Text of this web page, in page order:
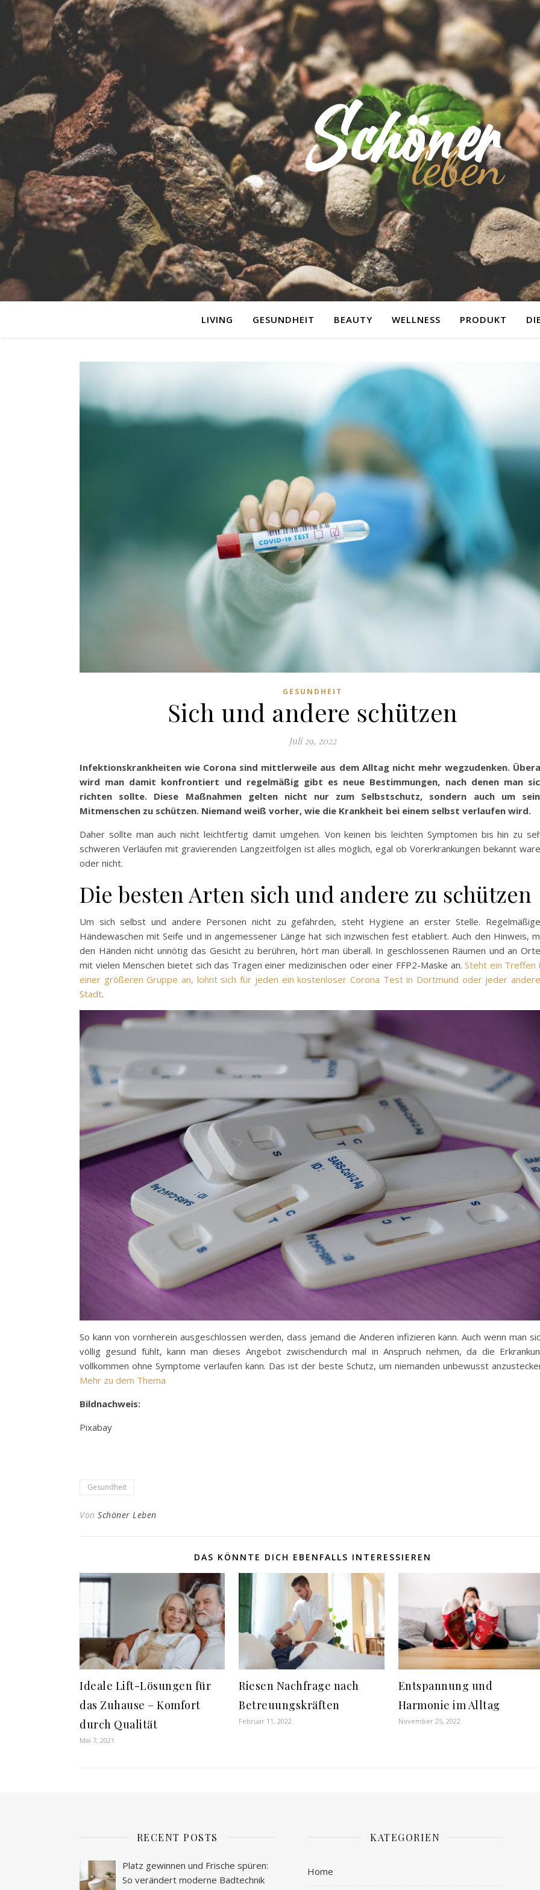
LIVING GESUNDHEIT BEAUTY WELLNESS PRODUKT
GESUNDHEIT
Sich und andere schützen
Juli 29, 2022
Infektionskrankheiten wie Corona sind mittlerweile aus dem Alltag nicht mehr wegzudenken.
wird man damit konfrontiert und regelmäßig gibt es neue Bestimmungen, nach denen man
richten sollte. Diese Maßnahmen gelten nicht nur zum Selbstschutz, sondern auch um
Mitmenschen zu schützen. Niemand weiß vorher, wie die Krankheit bei einem selbst verlaufen wird.
Daher sollte man auch nicht leichtfertig damit umgehen. Von keinen bis leichten Symptomen bis hin zu
schweren Verläufen mit gravierenden Langzeitfolgen ist alles möglich, egal ob Vorerkrankungen bekannt
oder nicht.
Die besten Arten sich und andere zu schützen
Um sich selbst und andere Personen nicht zu gefährden, steht Hygiene an erster Stelle.
Händewaschen mit Seife und in angemessener Länge hat sich inzwischen fest etabliert. Auch den Hinweis,
den Händen nicht unnötig das Gesicht zu berühren, hört man überall. In geschlossenen Räumen und an
mit vielen Menschen bietet sich das Tragen einer medizinischen oder einer FFP2-Maske an.Steht ein Treffen
einer größeren Gruppe an, lohnt sich für jeden ein kostenloser Corona Test in Dortmund oder jeder
Stadt.
So kann von vornherein ausgeschlossen werden, dass jemand die Anderen infizieren kann. Auch wenn man
völlig gesund fühlt, kann man dieses Angebot zwischendurch mal in Anspruch nehmen, da die
vollkommen ohne Symptome verlaufen kann. Das ist der beste Schutz, um niemanden unbewusst
Mehr zu dem Thema
Bildnachweis:
Pixabay
Gesundheit
Von Schöner Leben
DAS KÖNNTE DICH EBENFALLS INTERESSIEREN
Ideale Lift-Lösungen für
das Zuhause – Komfort
durch Qualität
Mai 7, 2021
Riesen Nachfrage nach
Betreuungskräften
Februar 11, 2022
Entspannung und
Harmonie im Alltag
November 25, 2022
RECENT POSTS
Platz gewinnen und Frische spüren:
So verändert moderne Badtechnik
KATEGORIEN
Home